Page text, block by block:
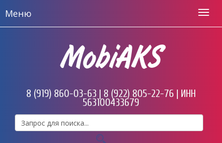
Меню
MobiAKS
8 (919) 860-03-63 | 8 (922) 805-22-76 | ИНН
563100433679